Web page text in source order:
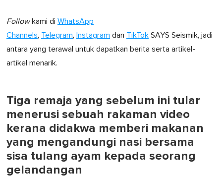
Followkami di WhatsApp
Channels, Telegram, Instagram dan TikTok SAYS Seismik, jadi
antara yang terawal untuk dapatkan berita serta artikel-
artikel menarik.
Tiga remaja yang sebelum ini tular
menerusi sebuah rakaman video
kerana didakwa memberi makanan
yang mengandungi nasi bersama
sisa tulang ayam kepada seorang
gelandangan